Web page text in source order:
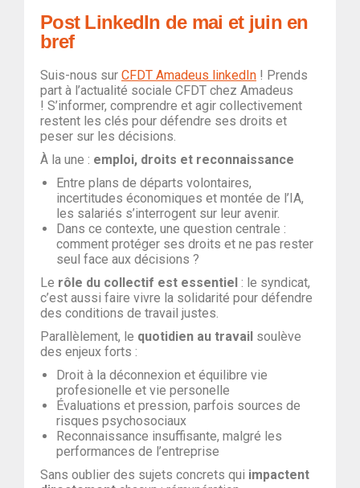
Post LinkedIn de mai et juin en
bref
Suis-nous sur CFDT Amadeus linkedIn ! Prends
part à l’actualité sociale CFDT chez Amadeus
! S’informer, comprendre et agir collectivement
restent les clés pour défendre ses droits et
peser sur les décisions.
À la une : emploi, droits et reconnaissance
Entre plans de départs volontaires,
incertitudes économiques et montée de l’IA,
les salariés s’interrogent sur leur avenir.
Dans ce contexte, une question centrale :
comment protéger ses droits et ne pas rester
seul face aux décisions ?
Le rôle du collectif est essentiel : le syndicat,
c’est aussi faire vivre la solidarité pour défendre
des conditions de travail justes.
Parallèlement, le quotidien au travail soulève
des enjeux forts :
Droit à la déconnexion et équilibre vie
profesionelle et vie personelle
Évaluations et pression, parfois sources de
risques psychosociaux
Reconnaissance insuffisante, malgré les
performances de l’entreprise
Sans oublier des sujets concrets qui impactent